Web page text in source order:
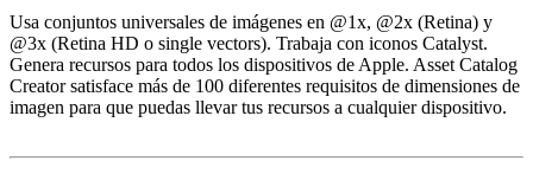
Usa conjuntos universales de imágenes en @1x, @2x (Retina) y
@3x (Retina HD o single vectors). Trabaja con iconos Catalyst.
Genera recursos para todos los dispositivos de Apple. Asset Catalog
Creator satisface más de 100 diferentes requisitos de dimensiones de
imagen para que puedas llevar tus recursos a cualquier dispositivo.